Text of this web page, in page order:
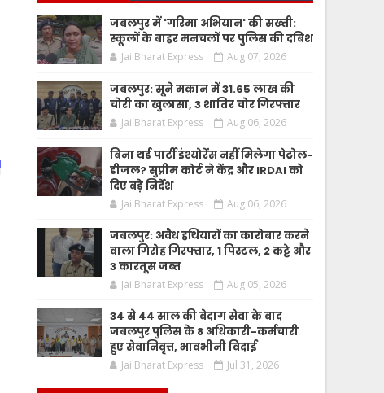
जबलपुर में 'गरिमा अभियान' की सख्ती:
स्कूलों के बाहर मनचलों पर पुलिस की दबिश
Jai Bharat Express Aug 07, 2026
जबलपुर: सूने मकान में 31.65 लाख की
चोरी का खुलासा, 3 शातिर चोर गिरफ्तार
Jai Bharat Express Aug 06, 2026
बिना थर्ड पार्टी इंश्योरेंस नहीं मिलेगा पेट्रोल-
डीजल? सुप्रीम कोर्ट ने केंद्र और IRDAI को
दिए बड़े निर्देश
Jai Bharat Express Aug 06, 2026
जबलपुर: अवैध हथियारों का कारोबार करने
वाला गिरोह गिरफ्तार, 1 पिस्टल, 2 कट्टे और
3 कारतूस जब्त
Jai Bharat Express Aug 05, 2026
34 से 44 साल की बेदाग सेवा के बाद
जबलपुर पुलिस के 8 अधिकारी-कर्मचारी
हुए सेवानिवृत्त, भावभीनी विदाई
Jai Bharat Express Jul 31, 2026